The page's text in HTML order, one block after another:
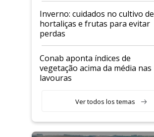
Inverno: cuidados no cultivo de
hortaliças e frutas para evitar
perdas
Conab aponta índices de
vegetação acima da média nas
lavouras
Ver todos los temas